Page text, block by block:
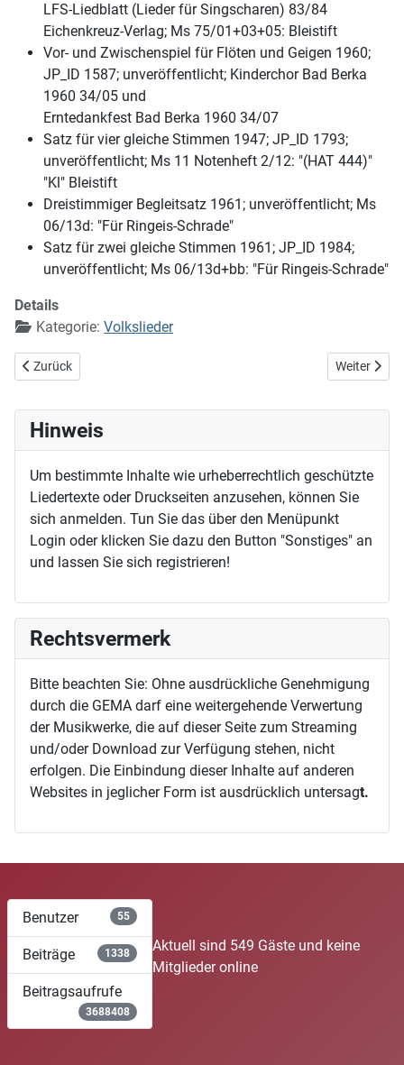
LFS-Liedblatt (Lieder für Singscharen) 83/84
Eichenkreuz-Verlag; Ms 75/01+03+05: Bleistift
Vor- und Zwischenspiel für Flöten und Geigen 1960;
JP_ID 1587; unveröffentlicht; Kinderchor Bad Berka
1960 34/05 und
Erntedankfest Bad Berka 1960 34/07
Satz für vier gleiche Stimmen 1947; JP_ID 1793;
unveröffentlicht; Ms 11 Notenheft 2/12: "(HAT 444)"
"Kl" Bleistift
Dreistimmiger Begleitsatz 1961; unveröffentlicht; Ms
06/13d: "Für Ringeis-Schrade"
Satz für zwei gleiche Stimmen 1961; JP_ID 1984;
unveröffentlicht; Ms 06/13d+bb: "Für Ringeis-Schrade"
Details
Kategorie: Volkslieder
Vorheriger Beitrag: Hab mein Wage vollgelade
Zurück Nächster
Weiter
Hinweis
Um bestimmte Inhalte wie urheberrechtlich geschützte
Liedertexte oder Druckseiten anzusehen, können Sie
sich anmelden. Tun Sie das über den Menüpunkt
Login oder klicken Sie dazu den Button "Sonstiges" an
und lassen Sie sich registrieren!
Rechtsvermerk
Bitte beachten Sie: Ohne ausdrückliche Genehmigung
durch die GEMA darf eine weitergehende Verwertung
der Musikwerke, die auf dieser Seite zum Streaming
und/oder Download zur Verfügung stehen, nicht
erfolgen. Die Einbindung dieser Inhalte auf anderen
Websites in jeglicher Form ist ausdrücklich untersagt.
Benutzer 55
Beiträge 1338
Beitragsaufrufe
3688408
Aktuell sind 549 Gäste und keine
Mitglieder online